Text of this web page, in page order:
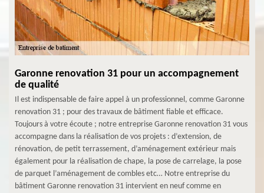
Garonne renovation 31 pour un accompagnement
de qualité
Il est indispensable de faire appel à un professionnel, comme Garonne
renovation 31 ; pour des travaux de bâtiment fiable et efficace.
Toujours à votre écoute ; notre entreprise Garonne renovation 31 vous
accompagne dans la réalisation de vos projets : d’extension, de
rénovation, de petit terrassement, d’aménagement extérieur mais
également pour la réalisation de chape, la pose de carrelage, la pose
de parquet l’aménagement de combles etc… Notre entreprise du
bâtiment Garonne renovation 31 intervient en neuf comme en